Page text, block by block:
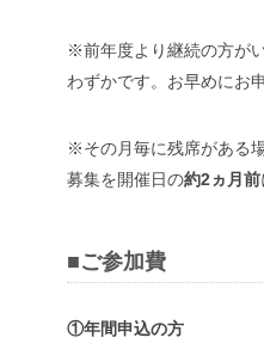
※前年度より継続の方が
わずかです。お早めにお
※その月毎に残席がある
募集を開催日の約2ヵ月前
■ご参加費
①年間申込の方